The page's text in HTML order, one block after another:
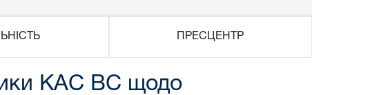
ПРЕСЦЕНТР
КАС ВС щодо